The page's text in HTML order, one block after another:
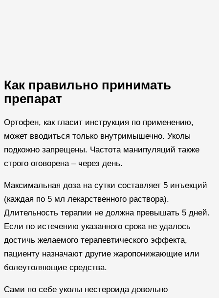
Как правильно принимать
препарат
Ортофен, как гласит инструкция по применению,
может вводиться только внутримышечно. Уколы
подкожно запрещены. Частота манипуляций также
строго оговорена – через день.
Максимальная доза на сутки составляет 5 инъекций
(каждая по 5 мл лекарственного раствора).
Длительность терапии не должна превышать 5 дней.
Если по истечению указанного срока не удалось
достичь желаемого терапевтического эффекта,
пациенту назначают другие жаропонижающие или
болеутоляющие средства.
Сами по себе уколы нестероида довольно